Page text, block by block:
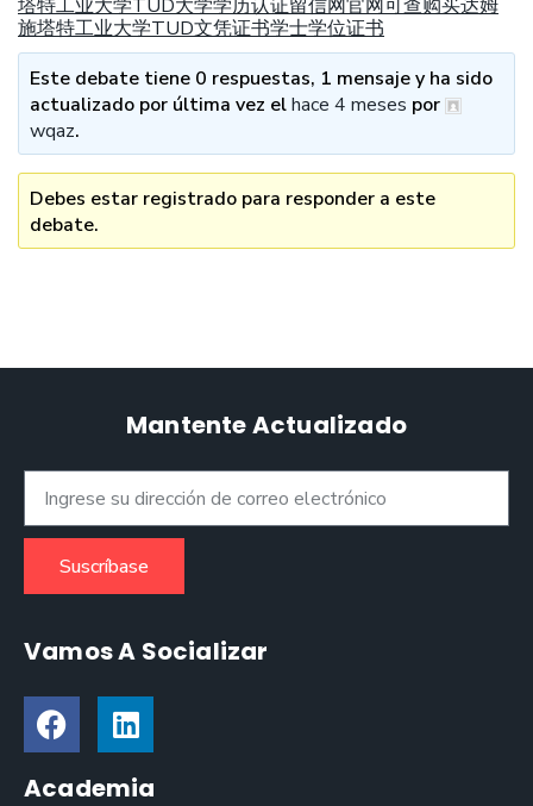
塔特工业大学TUD大学学历认证留信网官网可查购买达姆
施塔特工业大学TUD文凭证书学士学位证书
Este debate tiene 0 respuestas, 1 mensaje y ha sido
actualizado por última vez elhace 4 meses por
wqaz.
Debes estar registrado para responder a este
debate.
Mantente Actualizado
Suscríbase
Vamos A Socializar
Academia